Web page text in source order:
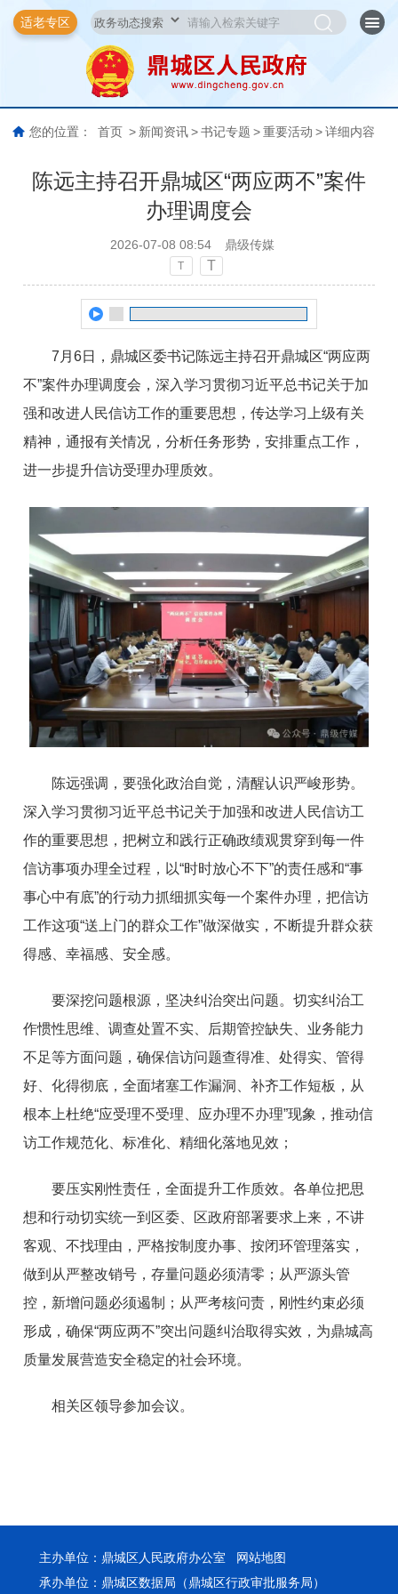
适老专区
您的位置： 首页 > 新闻资讯 > 书记专题 > 重要活动 > 详细内容
陈远主持召开鼎城区“两应两不”案件
办理调度会
2026-07-08 08:54 鼎级传媒
T T
7月6日，鼎城区委书记陈远主持召开鼎城区“两应两
不”案件办理调度会，深入学习贯彻习近平总书记关于加
强和改进人民信访工作的重要思想，传达学习上级有关
精神，通报有关情况，分析任务形势，安排重点工作，
进一步提升信访受理办理质效。
陈远强调，要强化政治自觉，清醒认识严峻形势。
深入学习贯彻习近平总书记关于加强和改进人民信访工
作的重要思想，把树立和践行正确政绩观贯穿到每一件
信访事项办理全过程，以“时时放心不下”的责任感和“事
事心中有底”的行动力抓细抓实每一个案件办理，把信访
工作这项“送上门的群众工作”做深做实，不断提升群众获
得感、幸福感、安全感。
要深挖问题根源，坚决纠治突出问题。切实纠治工
作惯性思维、调查处置不实、后期管控缺失、业务能力
不足等方面问题，确保信访问题查得准、处得实、管得
好、化得彻底，全面堵塞工作漏洞、补齐工作短板，从
根本上杜绝“应受理不受理、应办理不办理”现象，推动信
访工作规范化、标准化、精细化落地见效；
要压实刚性责任，全面提升工作质效。各单位把思
想和行动切实统一到区委、区政府部署要求上来，不讲
客观、不找理由，严格按制度办事、按闭环管理落实，
做到从严整改销号，存量问题必须清零；从严源头管
控，新增问题必须遏制；从严考核问责，刚性约束必须
形成，确保“两应两不”突出问题纠治取得实效，为鼎城高
质量发展营造安全稳定的社会环境。
相关区领导参加会议。
主办单位：鼎城区人民政府办公室 网站地图
承办单位：鼎城区数据局（鼎城区行政审批服务局）